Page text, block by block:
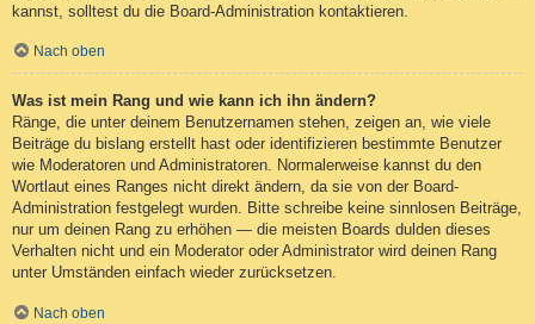
kannst, solltest du die Board-Administration kontaktieren.
Nach oben
Was ist mein Rang und wie kann ich ihn ändern?
Ränge, die unter deinem Benutzernamen stehen, zeigen an, wie viele
Beiträge du bislang erstellt hast oder identifizieren bestimmte Benutzer
wie Moderatoren und Administratoren. Normalerweise kannst du den
Wortlaut eines Ranges nicht direkt ändern, da sie von der Board-
Administration festgelegt wurden. Bitte schreibe keine sinnlosen Beiträge,
nur um deinen Rang zu erhöhen — die meisten Boards dulden dieses
Verhalten nicht und ein Moderator oder Administrator wird deinen Rang
unter Umständen einfach wieder zurücksetzen.
Nach oben